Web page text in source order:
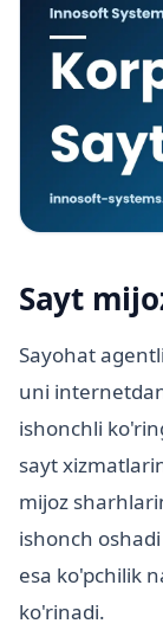
Sayt
Sayohat
uni
ishonchli
sayt
mijoz
ishonch
esa ko'pchilik
ko'rinadi.